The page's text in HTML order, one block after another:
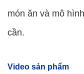
món ăn và mô
cần.
Video sản phẩm